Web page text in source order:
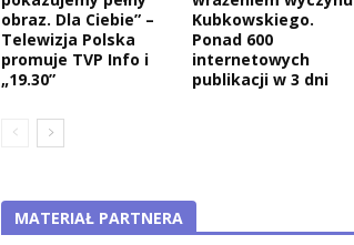
obraz. Dla Ciebie” –
Telewizja Polska
promuje TVP Info i
„19.30”
Kubkowskiego.
Ponad 600
internetowych
publikacji w 3 dni
MATERIAŁ PARTNERA